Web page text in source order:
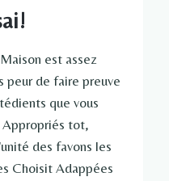
est assez
peur de faire preuve
que vous
Appropriés tot,
des favons les
Choisit Adappées